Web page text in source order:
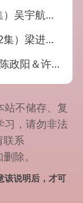
航&雷馥缦
进&刘晚柠
阳＆许诺
站不储存、复
习，请勿非法
联系
除。
该说明后，才可